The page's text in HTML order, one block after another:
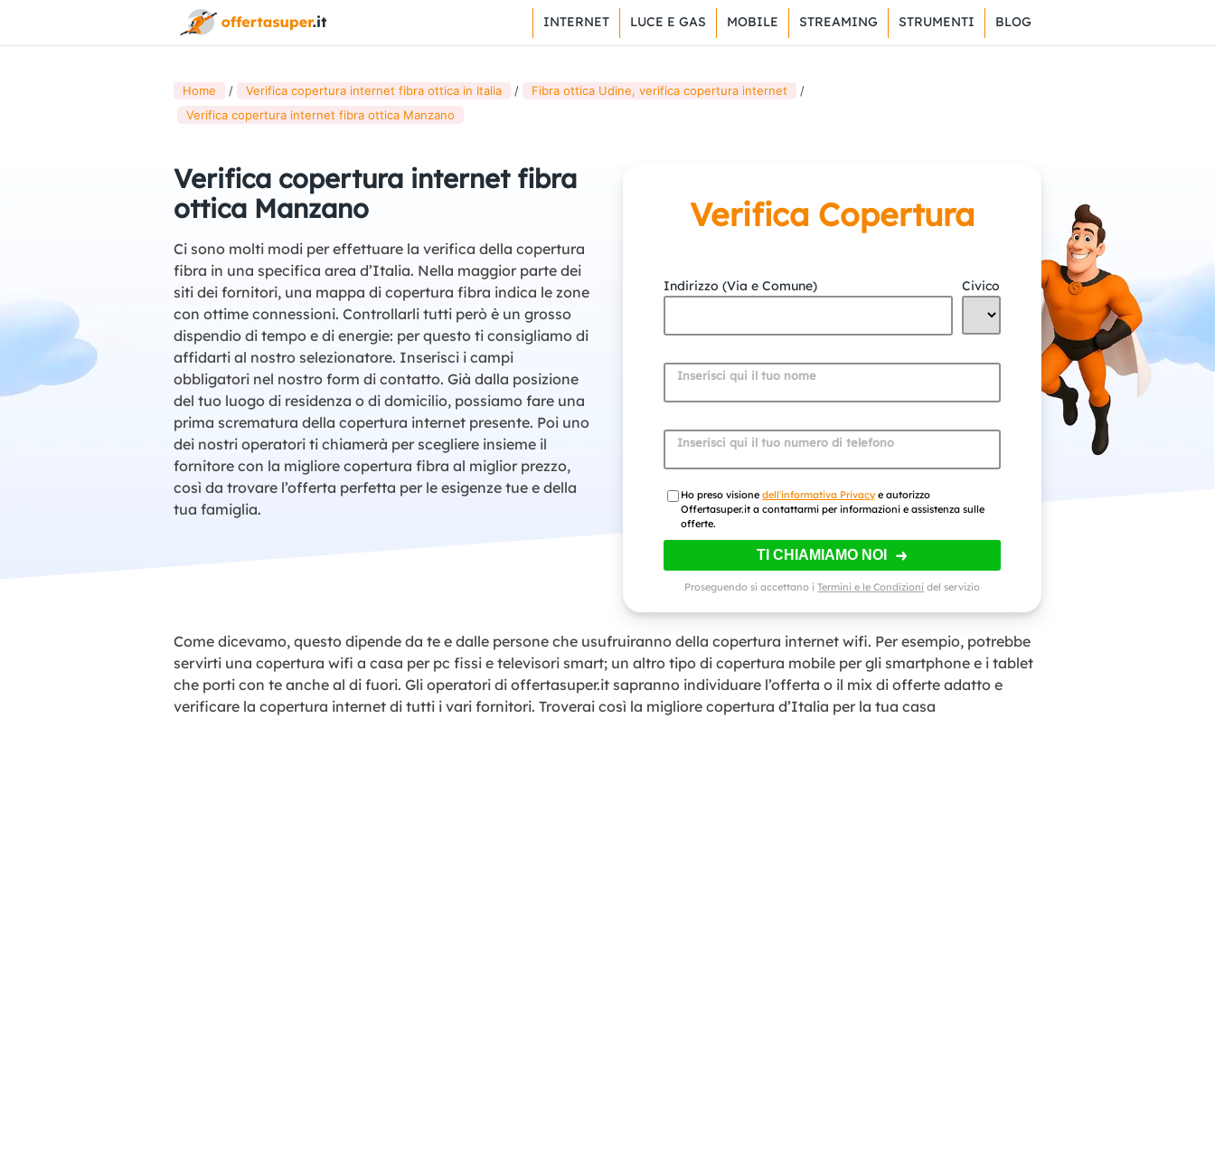
INTERNET LUCE E GAS MOBILE STREAMING STRUMENTI BLOG
Home Verifica copertura internet fibra ottica in Italia
Fibra ottica Udine, verifica copertura internet
Verifica copertura internet fibra ottica Manzano
Verifica copertura internet fibra
ottica Manzano
Ci sono molti modi per effettuare la verifica della copertura
fibra in una specifica area d’Italia. Nella maggior parte dei
siti dei fornitori, una mappa di copertura fibra indica le zone
con ottime connessioni. Controllarli tutti però è un grosso
dispendio di tempo e di energie: per questo ti consigliamo di
affidarti al nostro selezionatore. Inserisci i campi
obbligatori nel nostro form di contatto. Già dalla posizione
del tuo luogo di residenza o di domicilio, possiamo fare una
prima scrematura della copertura internet presente. Poi uno
dei nostri operatori ti chiamerà per scegliere insieme il
fornitore con la migliore copertura fibra al miglior prezzo,
così da trovare l’offerta perfetta per le esigenze tue e della
tua famiglia.
Verifica Copertura
Indirizzo (Via e Comune) Civico
Inserisci qui il tuo nome
Inserisci qui il tuo numero di telefono
Ho preso visionedell'informativa Privacye autorizzo
Offertasuper.it a contattarmi per informazioni e assistenza sulle
offerte.
TI CHIAMIAMO NOI
Proseguendo si accettano iTermini e le Condizioni del servizio
Come dicevamo, questo dipende da te e dalle persone che usufruiranno della copertura internet wifi. Per esempio, potrebbe
servirti una copertura wifi a casa per pc fissi e televisori smart; un altro tipo di copertura mobile per gli smartphone e i tablet
che porti con te anche al di fuori. Gli operatori di offertasuper.it sapranno individuare l’offerta o il mix di offerte adatto e
verificare la copertura internet di tutti i vari fornitori. Troverai così la migliore copertura d’Italia per la tua casa